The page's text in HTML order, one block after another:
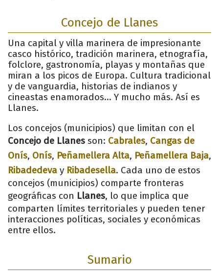
Concejo de Llanes
Una capital y villa marinera de impresionante
casco histórico, tradición marinera, etnografía,
folclore, gastronomía, playas y montañas que
miran a los picos de Europa. Cultura tradicional
y de vanguardia, historias de indianos y
cineastas enamorados... Y mucho más. Así es
Llanes.
Los concejos (municipios) que limitan con el
Concejo de Llanes son: Cabrales, Cangas de
Onís, Onís, Peñamellera Alta, Peñamellera Baja,
Ribadedeva y Ribadesella. Cada uno de estos
concejos (municipios) comparte fronteras
geográficas con Llanes, lo que implica que
comparten límites territoriales y pueden tener
interacciones políticas, sociales y económicas
entre ellos.
Sumario